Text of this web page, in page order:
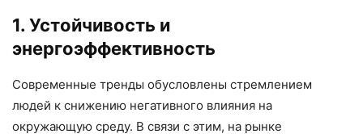
1. Устойчивость и
энергоэффективность
Современные тренды обусловлены стремлением
людей к снижению негативного влияния на
окружающую среду. В связи с этим, на рынке